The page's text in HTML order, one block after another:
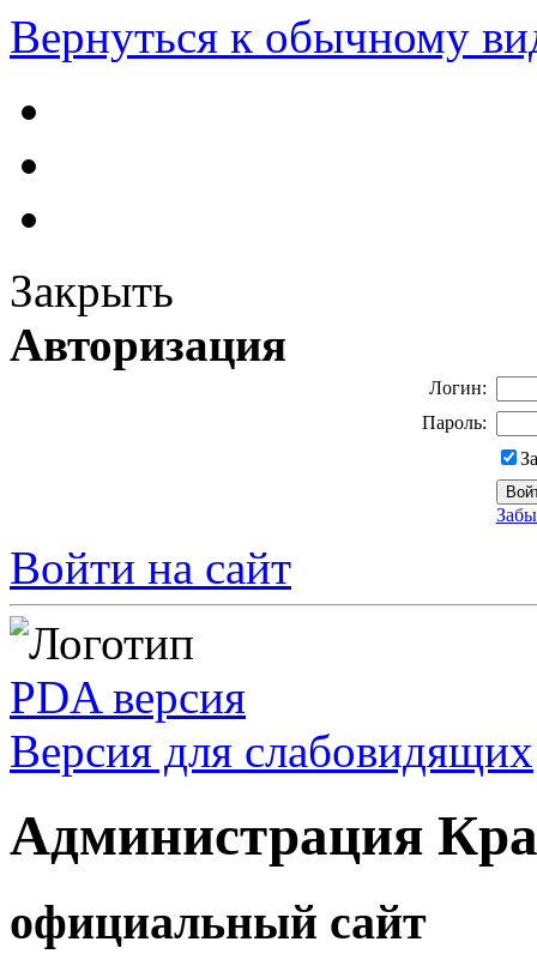
Вернуться к обычному
Закрыть
Авторизация
Логин:
Пароль:
Войти на сайт
PDA версия
Версия для слабовидящих
Администрация
официальный сайт